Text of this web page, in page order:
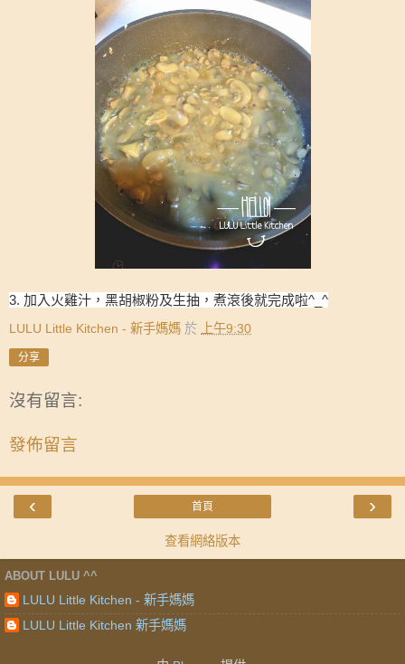
3. 加入火雞汁，黑胡椒粉及生抽，煮滾後就完成啦^_^
LULU Little Kitchen - 新手媽媽 於 上午9:30
分享
沒有留言:
發佈留言
‹ ›
首頁
查看網絡版本
ABOUT LULU ^^
LULU Little Kitchen - 新手媽媽
LULU Little Kitchen 新手媽媽